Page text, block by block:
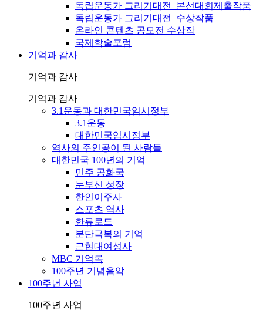
독립운동가 그리기대전_본선대회제출작품
독립운동가 그리기대전_수상작품
온라인 콘텐츠 공모전 수상작
국제학술포럼
기억과 감사
기억과 감사
기억과 감사
3.1운동과 대한민국임시정부
3.1운동
대한민국임시정부
역사의 주인공이 된 사람들
대한민국 100년의 기억
민주 공화국
눈부신 성장
한인이주사
스포츠 역사
한류로드
분단극복의 기억
근현대여성사
MBC 기억록
100주년 기념음악
100주년 사업
100주년 사업